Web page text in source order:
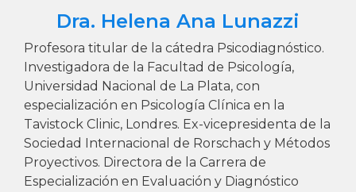
Dra. Helena Ana Lunazzi
Profesora titular de la cátedra Psicodiagnóstico.
Investigadora de la Facultad de Psicología,
Universidad Nacional de La Plata, con
especialización en Psicología Clínica en la
Tavistock Clinic, Londres. Ex-vicepresidenta de la
Sociedad Internacional de Rorschach y Métodos
Proyectivos. Directora de la Carrera de
Especialización en Evaluación y Diagnóstico